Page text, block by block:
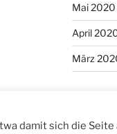
Mai 2020
April
März
damit sich die